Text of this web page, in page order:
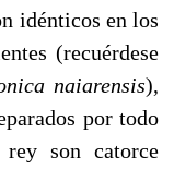
idénticos en los
(recuérdese
naiarensis),
por todo
son catorce